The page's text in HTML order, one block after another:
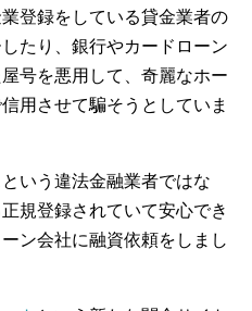
登録をしている貸金業者の
たり、銀行やカードローン
号を悪用して、奇麗なホー
用させて騙そうとしていま
いう違法金融業者ではな
規登録されていて安心でき
ン会社に融資依頼をしまし